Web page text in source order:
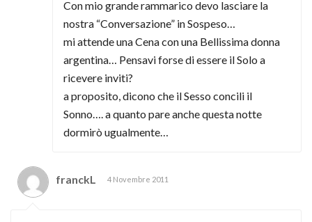
Con mio grande rammarico devo lasciare la
nostra “Conversazione” in Sospeso…
mi attende una Cena con una Bellissima donna
argentina… Pensavi forse di essere il Solo a
ricevere inviti?
a proposito, dicono che il Sesso concili il
Sonno…. a quanto pare anche questa notte
dormirò ugualmente…
franckL 4 Novembre 2011